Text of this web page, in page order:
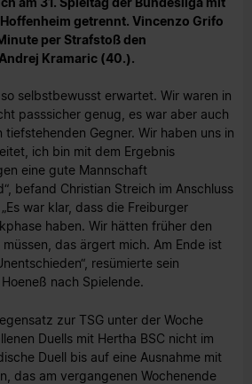
Hoffenheim getrennt. Vincenzo Grifo
per Strafstoß den
Kramaric (40.).
selbstbewusst erwartet. Wir waren in
passsicher genug, es war aber auch
Gegner. Wir haben uns in
ich bin mit dem Ergebnis
eine gute Mannschaft
befand Christian Streich im Anschluss
war klar, dass die Freiburger
haben. Wir hätten früher den
das ärgert mich. Am Ende ist
resümierte sein
nach Spielende.
zur TSG unter der Woche
Duells mit Hertha BSC nicht im
Duell bis auf eine Ausnahme mit
das am vergangenen Wochenende